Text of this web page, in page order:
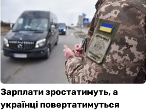
Зарплати зростатимуть, а
українці повертатимуться